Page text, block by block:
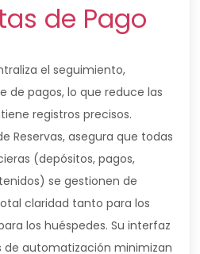
de Pago
el seguimiento,
de pagos, lo que reduce las
registros precisos.
Reservas, asegura que todas
(depósitos, pagos,
se gestionen de
claridad tanto para los
los huéspedes. Su interfaz
de automatización minimizan